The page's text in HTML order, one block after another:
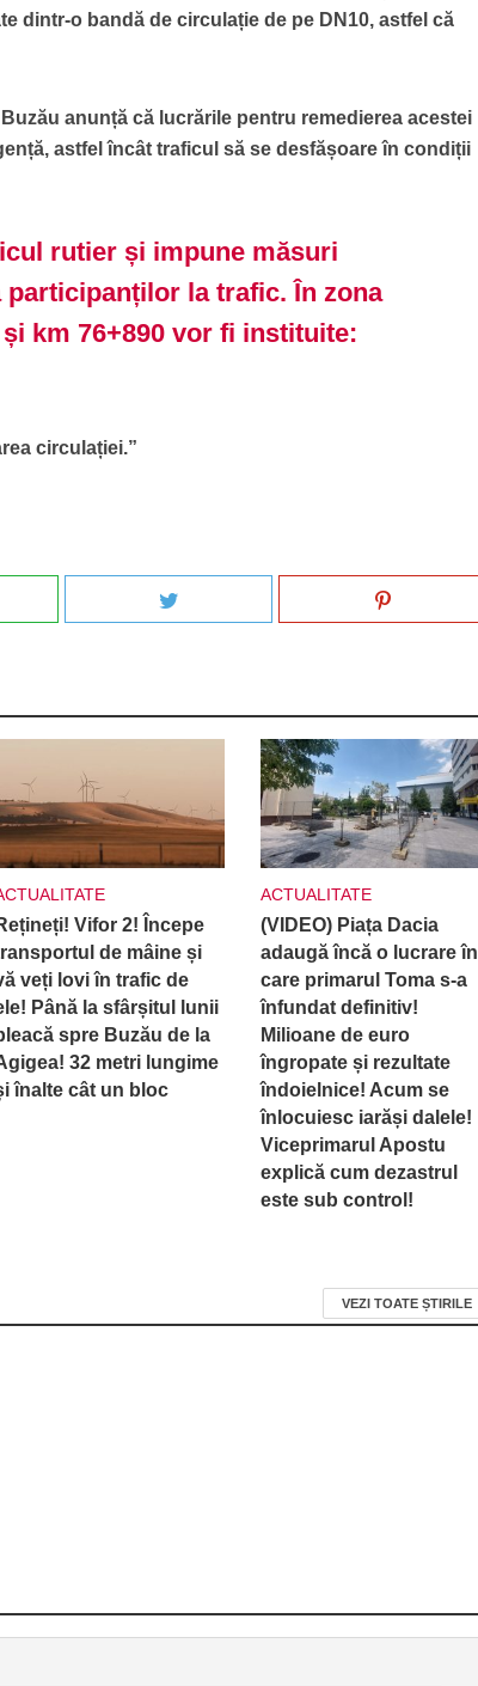
dintr-o bandă de circulație de pe DN10, astfel că
anunță că lucrările pentru remedierea acestei
astfel încât traficul să se desfășoare în condiții
rutier și impune măsuri
la trafic. În zona
km 76+890 vor fi instituite:
circulației.”
Vifor 2! Începe
de mâine și
veți lovi în trafic de
Până la sfârșitul lunii
spre Buzău de la
32 metri lungime
înalte cât un bloc
ACTUALITATE
(VIDEO) Piața Dacia
adaugă încă o lucrare în
care primarul Toma s-a
înfundat definitiv!
Milioane de euro
îngropate și rezultate
îndoielnice! Acum se
înlocuiesc iarăși dalele!
Viceprimarul Apostu
explică cum dezastrul
este sub control!
VEZI TOATE ȘTIRILE